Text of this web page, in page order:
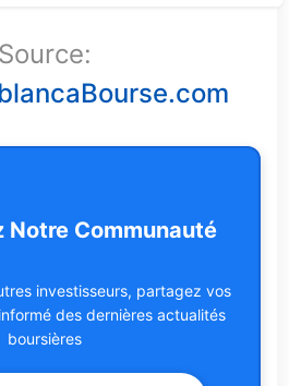
Source:
Notre Communauté
investisseurs, partagez vos
des dernières actualités
boursières